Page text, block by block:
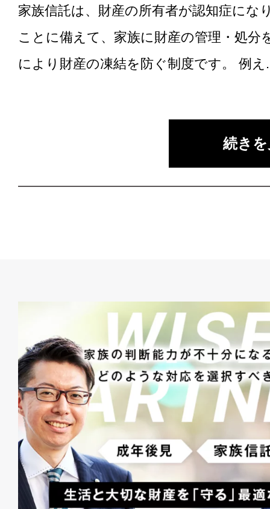
家族信託は、財産の所有者が認知症にな
ことに備えて、家族に財産の管理・処分
により財産の凍結を防ぐ制度です。 例え
続き